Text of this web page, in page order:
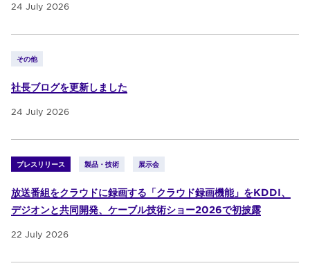
24 July 2026
その他
社長ブログを更新しました
24 July 2026
プレスリリース 製品・技術 展示会
放送番組をクラウドに録画する「クラウド録画機能」をKDDI、
デジオンと共同開発、ケーブル技術ショー2026で初披露
22 July 2026